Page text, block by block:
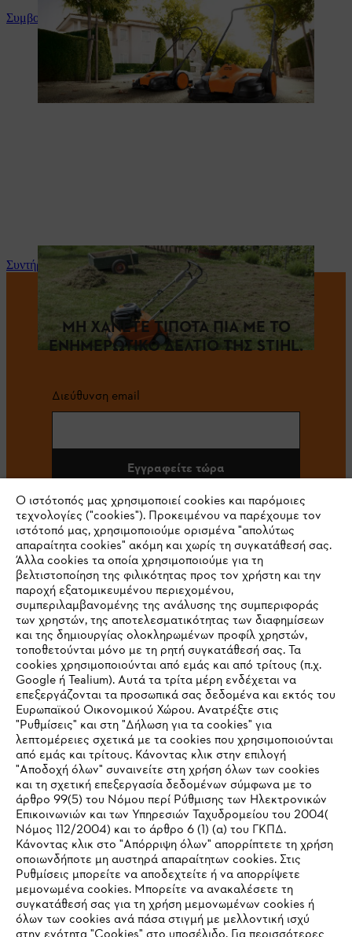
Συμβουλές και οδηγίες για το προϊόν
Συντήρηση και επισκευή
ΜΗ ΧΑΝΕΤΕ ΤΙΠΟΤΑ ΠΙΑ ΜΕ ΤΟ
ΕΝΗΜΕΡΩΤΙΚΟ ΔΕΛΤΙΟ ΤΗΣ STIHL.
Διεύθυνση email
Εγγραφείτε τώρα
#STIHL
Εταιρεία
STIHL Συχνές ερωτήσεις
Service
Πολιτική απορρήτου Νομικό κείμενο Cookies
IHR BROWSER WIRD NICHT
UNTERSTÜTZT
Sie nutzen einen Browser, den wir noch nicht unterstützen. Für
eine optimale Nutzung unserer Seite empfehlen wir Ihnen, zu
einem der folgenden Browser zu wechseln:
Ο ιστότοπός μας χρησιμοποιεί cookies και παρόμοιες
τεχνολογίες ("cookies"). Προκειμένου να παρέχουμε τον
ιστότοπό μας, χρησιμοποιούμε ορισμένα "απολύτως
απαραίτητα cookies" ακόμη και χωρίς τη συγκατάθεσή σας.
Άλλα cookies τα οποία χρησιμοποιούμε για τη
βελτιστοποίηση της φιλικότητας προς τον χρήστη και την
παροχή εξατομικευμένου περιεχομένου,
συμπεριλαμβανομένης της ανάλυσης της συμπεριφοράς
των χρηστών, της αποτελεσματικότητας των διαφημίσεων
και της δημιουργίας ολοκληρωμένων προφίλ χρηστών,
τοποθετούνται μόνο με τη ρητή συγκατάθεσή σας. Τα
cookies χρησιμοποιούνται από εμάς και από τρίτους (π.χ.
Google ή Tealium). Αυτά τα τρίτα μέρη ενδέχεται να
επεξεργάζονται τα προσωπικά σας δεδομένα και εκτός του
Ευρωπαϊκού Οικονομικού Χώρου. Ανατρέξτε στις
"Ρυθμίσεις" και στη "Δήλωση για τα cookies" για
λεπτομέρειες σχετικά με τα cookies που χρησιμοποιούνται
από εμάς και τρίτους. Κάνοντας κλικ στην επιλογή
"Αποδοχή όλων" συναινείτε στη χρήση όλων των cookies
και τη σχετική επεξεργασία δεδομένων σύμφωνα με το
άρθρο 99(5) του Νόμου περί Ρύθμισης των Ηλεκτρονικών
Επικοινωνιών και των Υπηρεσιών Ταχυδρομείου του 2004(
Νόμος 112/2004) και το άρθρο 6 (1) (α) του ΓΚΠΔ.
Κάνοντας κλικ στο "Απόρριψη όλων" απορρίπτετε τη χρήση
οποιωνδήποτε μη αυστηρά απαραίτητων cookies. Στις
Ρυθμίσεις μπορείτε να αποδεχτείτε ή να απορρίψετε
μεμονωμένα cookies. Μπορείτε να ανακαλέσετε τη
συγκατάθεσή σας για τη χρήση μεμονωμένων cookies ή
όλων των cookies ανά πάσα στιγμή με μελλοντική ισχύ